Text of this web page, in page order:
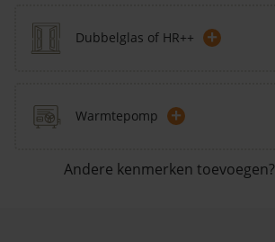
Dubbelglas of HR++ +
Warmtepomp +
Andere kenmerken toevoegen?